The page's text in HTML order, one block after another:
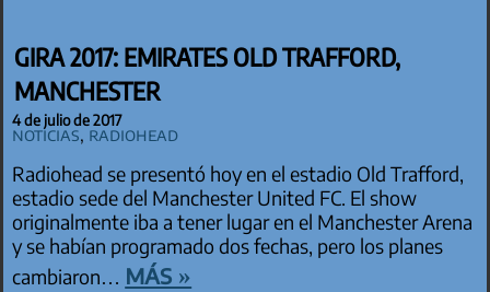
GIRA 2017: EMIRATES OLD TRAFFORD,
MANCHESTER
4 de julio de 2017
Noticias, Radiohead
Radiohead se presentó hoy en el estadio Old Trafford,
estadio sede del Manchester United FC. El show
originalmente iba a tener lugar en el Manchester Arena
y se habían programado dos fechas, pero los planes
cambiaron… más »